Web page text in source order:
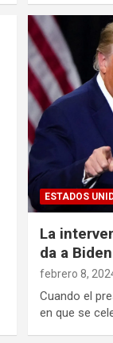
ESTADOS
La
da a
febrero 8,
Cuando el
en que se